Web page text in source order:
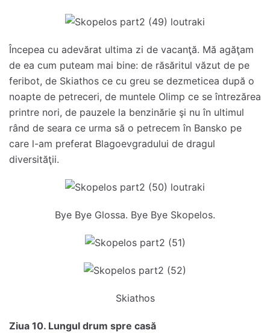
Începea cu adevărat ultima zi de vacanţă. Mă agăţam
de ea cum puteam mai bine: de răsăritul văzut de pe
feribot, de Skiathos ce cu greu se dezmeticea după o
noapte de petreceri, de muntele Olimp ce se întrezărea
printre nori, de pauzele la benzinărie şi nu în ultimul
rând de seara ce urma să o petrecem în Bansko pe
care l-am preferat Blagoevgradului de dragul
diversităţii.
Bye Bye Glossa. Bye Bye Skopelos.
Skiathos
Ziua 10. Lungul drum spre casă